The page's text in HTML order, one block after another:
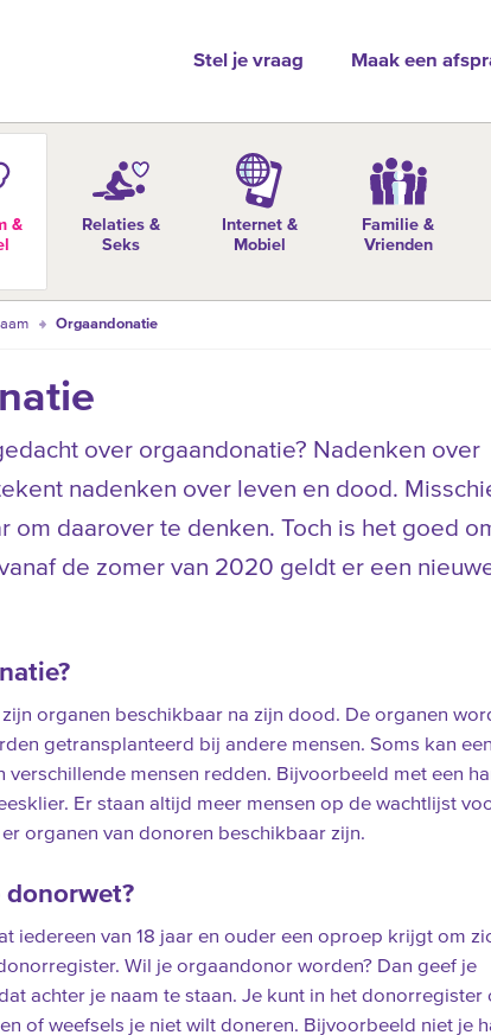
Stel je vraag Maak een
&
Relaties &
Seks
Internet &
Mobiel
Familie &
Vrienden
Orgaandonatie
over orgaandonatie? Nadenken over
nadenken over leven en dood.
om daarover te denken. Toch is het goed
de zomer van 2020 geldt er een
organen beschikbaar na zijn dood. De organen
getransplanteerd bij andere mensen. Soms kan een
verschillende mensen redden. Bijvoorbeeld met een
Er staan altijd meer mensen op de wachtlijst
organen van donoren beschikbaar zijn.
donorwet?
iedereen van 18 jaar en ouder een oproep krijgt om
Wil je orgaandonor worden? Dan geef je
achter je naam te staan. Je kunt in het donorregister
of weefsels je niet wilt doneren. Bijvoorbeeld niet je